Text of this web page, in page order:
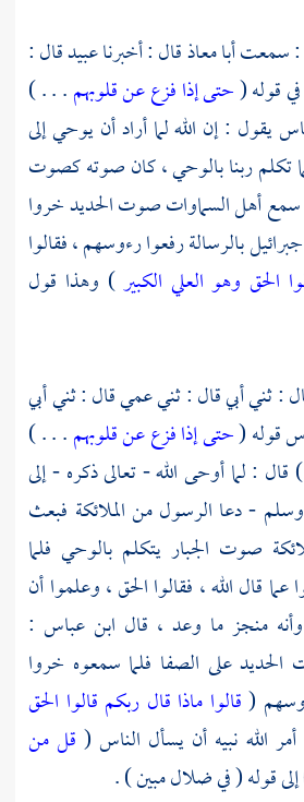
: سمعتأبا معاذقال : أخبرناعبيدقال :
قوله (حتى إذا فزع عن قلوبهم. . . )
يقول : إن الله لما أراد أن يوحي إلى
تكلم ربنا بالوحي ، كان صوته كصوت
سمع أهل السماوات صوت الحديد خروا
جبرائيلبالرسالة رفعوا رءوسهم ، فقالوا
الحق وهو العلي الكبير) وهذا قول
: ثني أبي قال : ثني عمي قال : ثني أبي
قوله (حتى إذا فزع عن قلوبهم. . . )
) قال : لما أوحى الله - تعالى ذكره - إلى
- دعا الرسول من الملائكة فبعث
صوت الجبار يتكلم بالوحي فلما
قال الله ، فقالوا الحق ، وعلموا أن
منجز ما وعد ، قال ابن عباس :
على الصفا فلما سمعوه خروا
(قالوا ماذا قال ربكم قالوا الحق
الله نبيه أن يسأل الناس ( قل من
قوله ( في ضلال مبين ) .